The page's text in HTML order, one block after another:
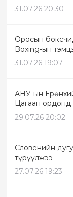
31.07.26 20:30
Оросын
Boxing-ын
31.07.26 19:07
АНУ-ын
Цагаан ордонд
29.07.26 20:02
Словенийн
түрүүлжээ
27.07.26 19:23